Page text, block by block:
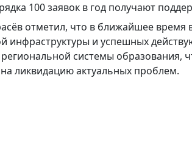
100 заявок в год получают
отметил, что в ближайшее время
инфраструктуры и успешных
системы
ликвидацию актуальных проблем.